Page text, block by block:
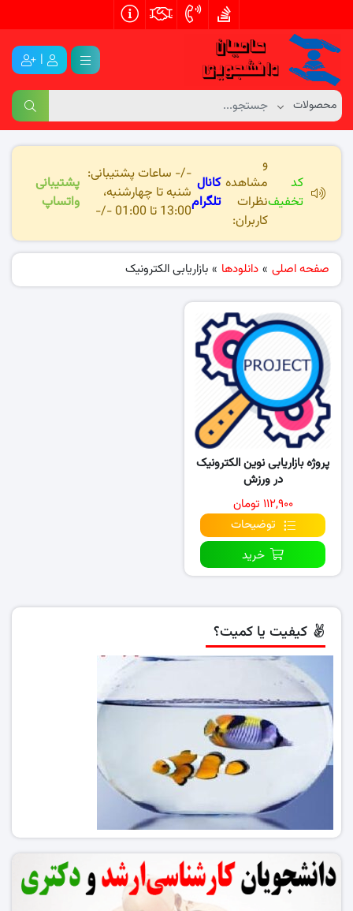
|
کد
تخفیف
و
مشاهده
نظرات
کاربران:
کانال
تلگرام
-/- ساعات پشتیبانی:
شنبه تا چهارشنبه،
13:00 تا 01:00 -/-
پشتیبانی
واتساپ
صفحه اصلی » دانلودها » بازاریابی الکترونیک
پروژه بازاریابی نوین الکترونیک
در ورزش
۱۱۲,۹۰۰ تومان
توضیحات
خرید
کیفیت یا کمیت؟